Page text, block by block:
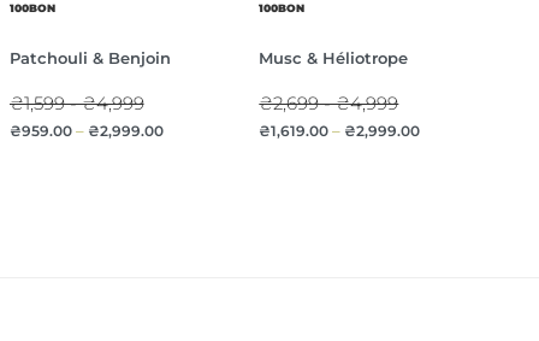
100BON
Patchouli & Benjoin
₴1,599 - ₴4,999
₴959.00– ₴2,999.00
100BON
Musc & Héliotrope
₴2,699 - ₴4,999
₴1,619.00 – ₴2,999.00